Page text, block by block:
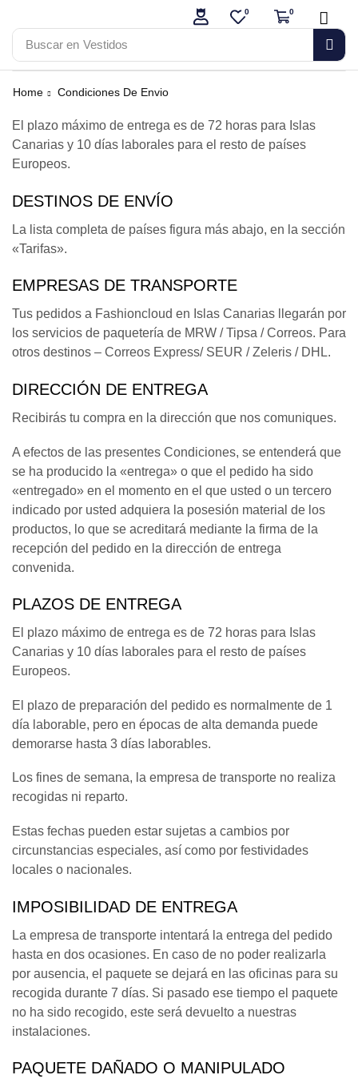
Buscar en Vestidos
0 0
Home Condiciones De Envio
El plazo máximo de entrega es de 72 horas para Islas
Canarias y 10 días laborales para el resto de países
Europeos.
DESTINOS DE ENVÍO
La lista completa de países figura más abajo, en la sección
«Tarifas».
EMPRESAS DE TRANSPORTE
Tus pedidos a Fashioncloud en Islas Canarias llegarán por
los servicios de paquetería de MRW / Tipsa / Correos. Para
otros destinos – Correos Express/ SEUR / Zeleris / DHL.
DIRECCIÓN DE ENTREGA
Recibirás tu compra en la dirección que nos comuniques.
A efectos de las presentes Condiciones, se entenderá que
se ha producido la «entrega» o que el pedido ha sido
«entregado» en el momento en el que usted o un tercero
indicado por usted adquiera la posesión material de los
productos, lo que se acreditará mediante la firma de la
recepción del pedido en la dirección de entrega
convenida.
PLAZOS DE ENTREGA
El plazo máximo de entrega es de 72 horas para Islas
Canarias y 10 días laborales para el resto de países
Europeos.
El plazo de preparación del pedido es normalmente de 1
día laborable, pero en épocas de alta demanda puede
demorarse hasta 3 días laborables.
Los fines de semana, la empresa de transporte no realiza
recogidas ni reparto.
Estas fechas pueden estar sujetas a cambios por
circunstancias especiales, así como por festividades
locales o nacionales.
IMPOSIBILIDAD DE ENTREGA
La empresa de transporte intentará la entrega del pedido
hasta en dos ocasiones. En caso de no poder realizarla
por ausencia, el paquete se dejará en las oficinas para su
recogida durante 7 días. Si pasado ese tiempo el paquete
no ha sido recogido, este será devuelto a nuestras
instalaciones.
PAQUETE DAÑADO O MANIPULADO